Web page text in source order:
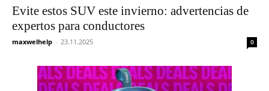
Evite estos SUV este invierno: advertencias de
expertos para conductores
maxwelhelp - 23.11.2025 0